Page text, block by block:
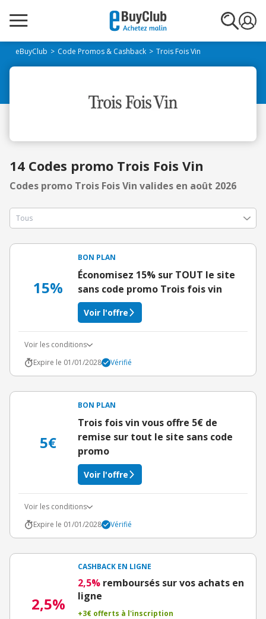
eBuyClub Code Promos & Cashback Trois Fois Vin
14 Codes promo Trois Fois Vin
Codes promo Trois Fois Vin valides en août 2026
15%
BON PLAN
Économisez 15% sur TOUT le site
sans code promo Trois fois vin
Voir l'offre
Voir les conditions
Expire le 01/01/2028
Vérifié
5€
BON PLAN
Trois fois vin vous offre 5€ de
remise sur tout le site sans code
promo
Voir l'offre
Voir les conditions
Expire le 01/01/2028
Vérifié
2,5%
CASHBACK EN LIGNE
2,5% remboursés sur vos achats en
ligne
+3€ offerts à l'inscription